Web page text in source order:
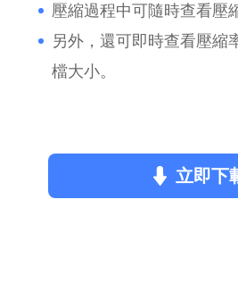
壓縮過程中可隨時查看壓
另外，還可即時查看壓縮
檔大小。
立即下